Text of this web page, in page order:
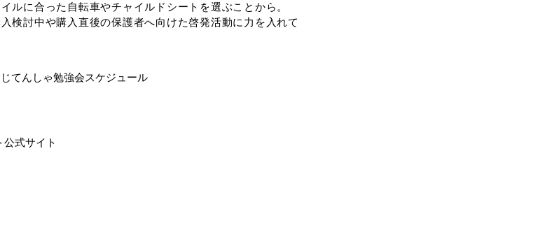
ルに合った自転車やチャイルドシートを選ぶことから。
検討中や購入直後の保護者へ向けた啓発活動に力を入れて
てんしゃ勉強会スケジュール
式サイト